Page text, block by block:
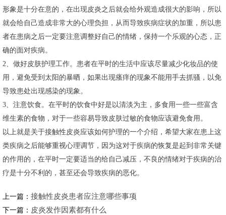
形象是十分在意的，在出现皮炎之后就会给外观造成很大的影响，所以
就会给自己造成非常大的心理负担，从而导致疾病症状的加重，所以患
者在患病之后一定要注意调整好自己的情绪，保持一个乐观的心态，正
确的面对疾病。
2、做好皮肤护理工作。患者在平时的生活中应该尽量减少化妆品的使
用，避免受到太阳的暴晒，如果出现瘙痒的现象不能用手去抓骚，以免
导致患处出现感染的现象。
3、注意饮食。在平时的饮食中好是以清淡为主，多食用一些一些富含
维生素的食物，对于一些容易导致皮肤过敏的食物应该避免食用。
以上就是关于接触性皮炎应该如何护理的一个介绍，希望大家在患上这
类疾病之后能够重视心理调节，因为这对于疾病的恢复是起到非常关键
的作用的，在平时一定要适当的给自己减压，不良的情绪对于疾病的治
疗是十分不利的，甚至还会导致疾病的恶化。
上一篇：接触性皮炎患者应注意哪些事项
下一篇： 皮炎发作因素都有什么